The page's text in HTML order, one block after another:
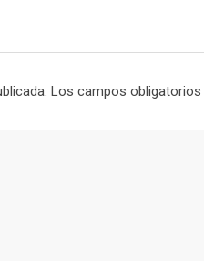
Los campos